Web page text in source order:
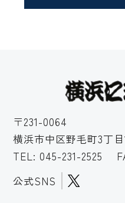
〒231-0064
横浜市中区野毛町3丁目
TEL: 045-231-2525
公式SNS